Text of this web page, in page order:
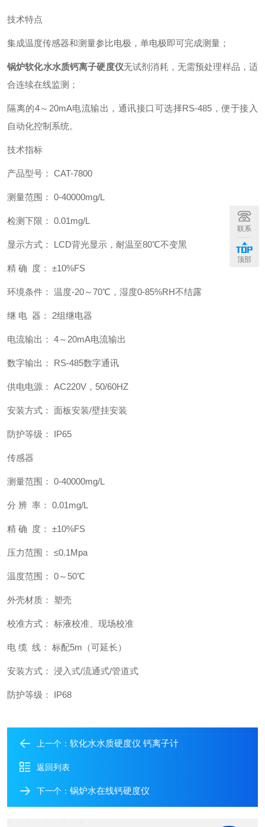
技术特点
集成温度传感器和测量参比电极，单电极即可完成测量；
锅炉软化水水质钙离子硬度仪无试剂消耗，无需预处理样品，适
合连续在线监测；
隔离的4～20mA电流输出，通讯接口可选择RS-485，便于接入
自动化控制系统。
技术指标
产品型号： CAT-7800
测量范围： 0-40000mg/L
检测下限： 0.01mg/L
显示方式： LCD背光显示，耐温至80℃不变黑
精 确 度： ±10%FS
环境条件： 温度-20～70℃，湿度0-85%RH不结露
继 电 器： 2组继电器
电流输出： 4～20mA电流输出
数字输出： RS-485数字通讯
供电电源： AC220V，50/60HZ
安装方式： 面板安装/壁挂安装
防护等级： IP65
传感器
测量范围： 0-40000mg/L
分 辨 率： 0.01mg/L
精 确 度： ±10%FS
压力范围： ≤0.1Mpa
温度范围： 0～50℃
外壳材质： 塑壳
校准方式： 标液校准、现场校准
电 缆 线： 标配5m（可延长）
安装方式： 浸入式/流通式/管道式
防护等级： IP68
上一个： 软化水水质硬度仪 钙离子计
返回列表
下一个： 锅炉水在线钙硬度仪
联系
顶部